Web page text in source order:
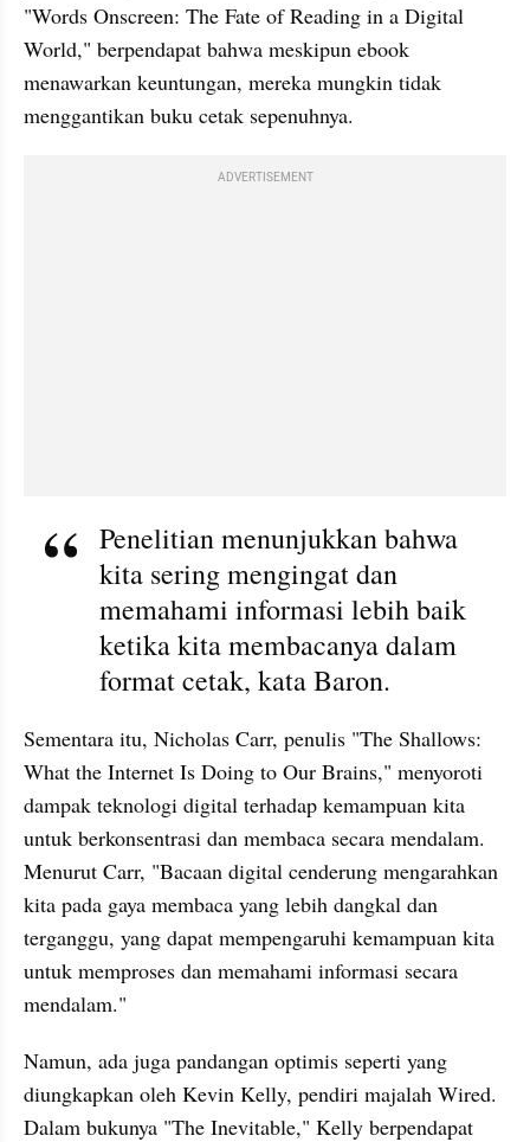
"Words Onscreen: The Fate of Reading in a Digital
World," berpendapat bahwa meskipun ebook
menawarkan keuntungan, mereka mungkin tidak
menggantikan buku cetak sepenuhnya.
ADVERTISEMENT
Penelitian menunjukkan bahwa
kita sering mengingat dan
memahami informasi lebih baik
ketika kita membacanya dalam
format cetak, kata Baron.
Sementara itu, Nicholas Carr, penulis "The Shallows:
What the Internet Is Doing to Our Brains," menyoroti
dampak teknologi digital terhadap kemampuan kita
untuk berkonsentrasi dan membaca secara mendalam.
Menurut Carr, "Bacaan digital cenderung mengarahkan
kita pada gaya membaca yang lebih dangkal dan
terganggu, yang dapat mempengaruhi kemampuan kita
untuk memproses dan memahami informasi secara
mendalam."
Namun, ada juga pandangan optimis seperti yang
diungkapkan oleh Kevin Kelly, pendiri majalah Wired.
Dalam bukunya "The Inevitable," Kelly berpendapat